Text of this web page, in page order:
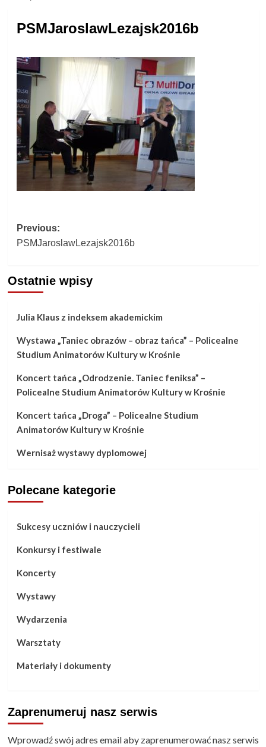
PSMJaroslawLezajsk2016b
Post
navigation
Previous:
PSMJaroslawLezajsk2016b
Ostatnie wpisy
Julia Klaus z indeksem akademickim
Wystawa „Taniec obrazów – obraz tańca” – Policealne
Studium Animatorów Kultury w Krośnie
Koncert tańca „Odrodzenie. Taniec feniksa” –
Policealne Studium Animatorów Kultury w Krośnie
Koncert tańca „Droga” – Policealne Studium
Animatorów Kultury w Krośnie
Wernisaż wystawy dyplomowej
Polecane kategorie
Sukcesy uczniów i nauczycieli
Konkursy i festiwale
Koncerty
Wystawy
Wydarzenia
Warsztaty
Materiały i dokumenty
Zaprenumeruj nasz serwis
Wprowadź swój adres email aby zaprenumerować nasz serwis